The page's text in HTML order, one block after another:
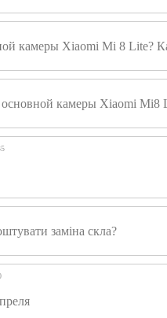
камеры Xiaomi Mi 8 Lite?
основной камеры Xiaomi Mi8
заміна скла?